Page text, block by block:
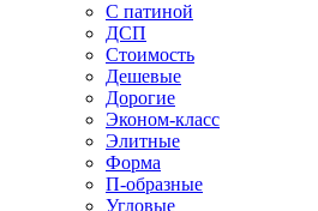
С патиной
ДСП
Стоимость
Дешевые
Дорогие
Эконом-класс
Элитные
Форма
П-образные
Угловые